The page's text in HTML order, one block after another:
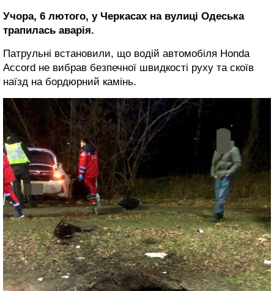
Учора, 6 лютого, у Черкасах на вулиці Одеська
трапилась аварія.
Патрульні встановили, що водій автомобіля Honda
Accord не вибрав безпечної швидкості руху та скоїв
наїзд на бордюрний камінь.